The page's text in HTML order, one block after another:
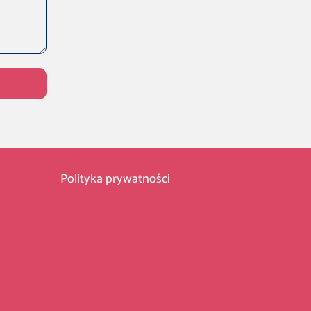
Polityka prywatności